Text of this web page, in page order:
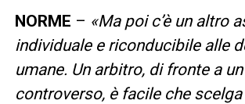
NORME – «Ma poi c’è un altro
individuale e riconducibile alle
umane. Un arbitro, di fronte a
controverso, è facile che